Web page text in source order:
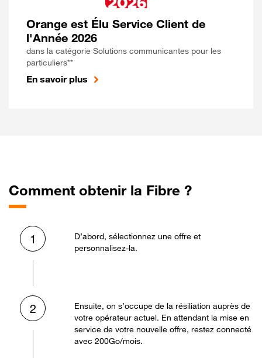
Orange est Élu Service Client de
l'Année 2026
dans la catégorie Solutions communicantes pour les
particuliers**
En savoir plus
Comment obtenir la Fibre ?
1
D’abord, sélectionnez une offre et
personnalisez-la.
2
Ensuite, on s’occupe de la résiliation auprès de
votre opérateur actuel. En attendant la mise en
service de votre nouvelle offre, restez connecté
avec 200Go/mois.